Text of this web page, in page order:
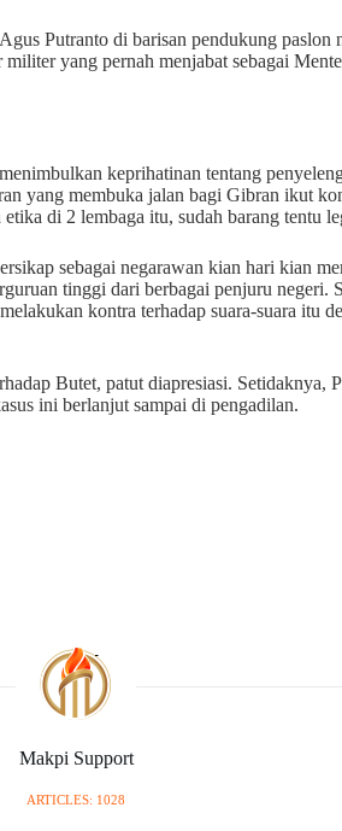
Putranto di barisan pendukung
yang pernah menjabat sebagai
keprihatinan tentang
yang membuka jalan bagi Gibran ikut
di 2 lembaga itu, sudah barang tentu
sebagai negarawan kian hari kian
tinggi dari berbagai penjuru negeri.
kontra terhadap suara-suara itu
Butet, patut diapresiasi. Setidaknya,
ini berlanjut sampai di pengadilan.
Makpi Support
ARTICLES: 1028